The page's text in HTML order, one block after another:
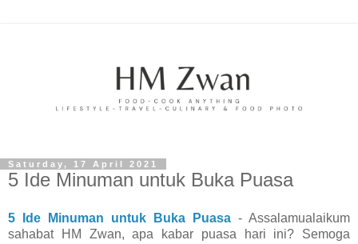
Saturday, 17 April 2021
5 Ide Minuman untuk Buka Puasa
5 Ide Minuman untuk Buka Puasa - Assalamualaikum
sahabat HM Zwan, apa kabar puasa hari ini? Semoga